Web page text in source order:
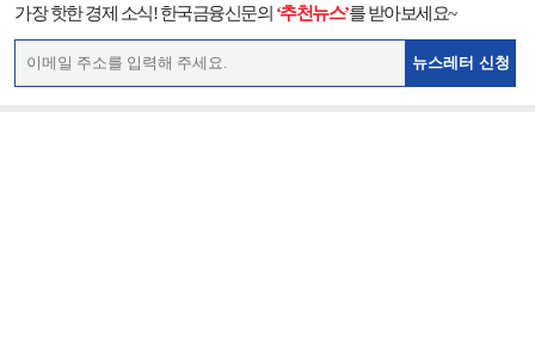
가장 핫한 경제 소식! 한국금융신문의 ‘추천뉴스’를 받아보세요~
뉴스레터 신청